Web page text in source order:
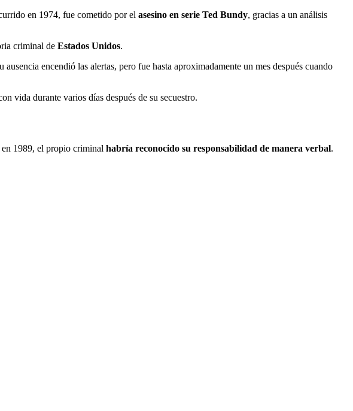
en 1974, fue cometido por el asesino en serie Ted Bundy, gracias a un análisis
criminal de Estados Unidos.
encendió las alertas, pero fue hasta aproximadamente un mes después cuando
vida durante varios días después de su secuestro.
1989, el propio criminal habría reconocido su responsabilidad de manera verbal.